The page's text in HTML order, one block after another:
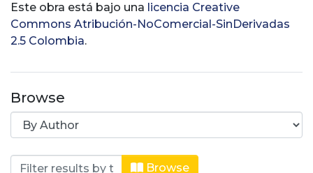
Este obra está bajo una licencia Creative
Commons Atribución-NoComercial-SinDerivadas
2.5 Colombia.
Browse
Browsing Zootecnia by Author
Browse